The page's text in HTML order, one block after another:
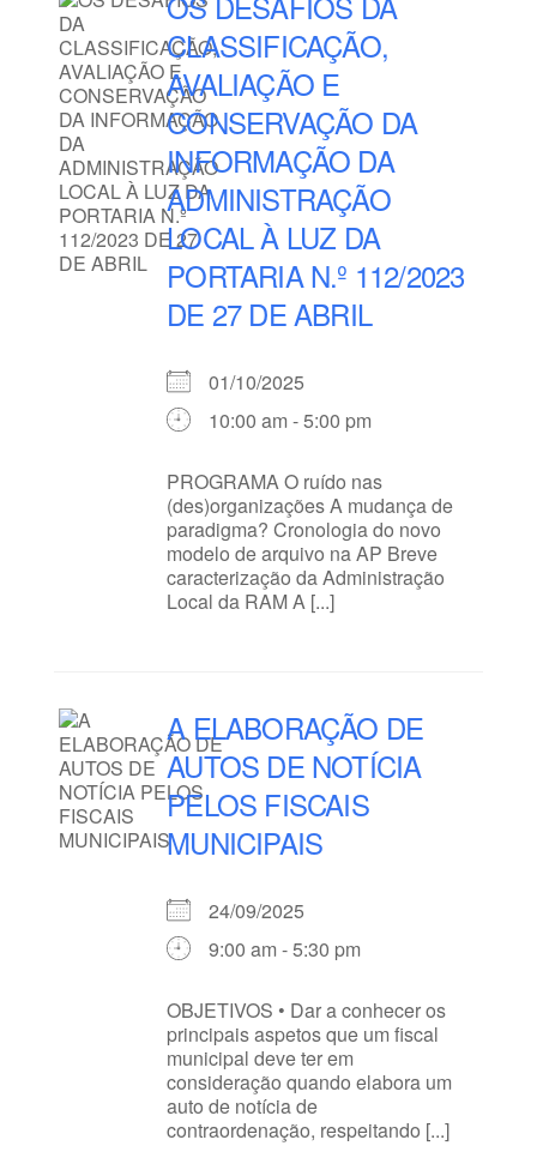
CLASSIFICAÇÃO,
AVALIAÇÃO E
CONSERVAÇÃO DA
INFORMAÇÃO DA
ADMINISTRAÇÃO
LOCAL À LUZ DA
PORTARIA N.º 112/2023
DE 27 DE ABRIL
01/10/2025
10:00 am - 5:00 pm
PROGRAMA O ruído nas
(des)organizações A mudança de
paradigma? Cronologia do novo
modelo de arquivo na AP Breve
caracterização da Administração
Local da RAM A [...]
A ELABORAÇÃO DE
AUTOS DE NOTÍCIA
PELOS FISCAIS
MUNICIPAIS
24/09/2025
9:00 am - 5:30 pm
OBJETIVOS • Dar a conhecer os
principais aspetos que um fiscal
municipal deve ter em
consideração quando elabora um
auto de notícia de
contraordenação, respeitando [...]